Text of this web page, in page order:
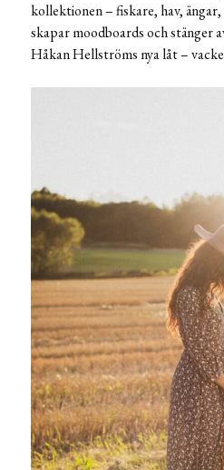
kollektionen – fiskare, hav,
skapar moodboards och stänger
Håkan Hellströms nya låt –